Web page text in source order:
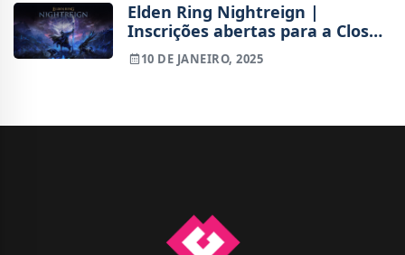
Elden Ring Nightreign |
Inscrições abertas para a Closed
Network Test, confere também
os horários
10 DE JANEIRO, 2025